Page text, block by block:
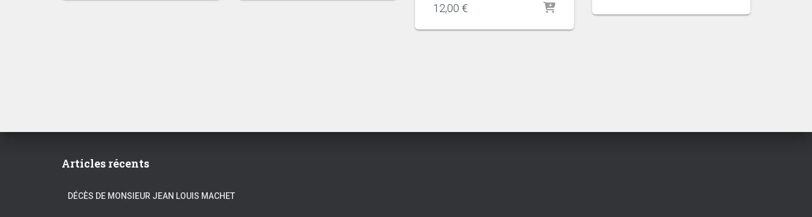
12,00 €
Articles récents
DÉCÈS DE MONSIEUR JEAN LOUIS MACHET